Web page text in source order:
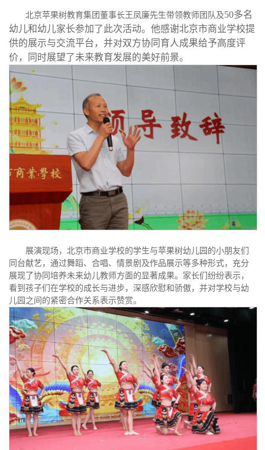
北京苹果树教育集团董事长王凤廉先生带领教师团队及50多名
幼儿和幼儿家长参加了此次活动。他感谢北京市商业学校提
供的展示与交流平台，并对双方协同育人成果给予高度评
价，同时展望了未来教育发展的美好前景。
展演现场，北京市商业学校的学生与苹果树幼儿园的小朋友们
同台献艺，通过舞蹈、合唱、情景剧及作品展示等多种形式，充分
展现了协同培养未来幼儿教师方面的显著成果。家长们纷纷表示，
看到孩子们在学校的成长与进步，深感欣慰和骄傲，并对学校与幼
儿园之间的紧密合作关系表示赞赏。